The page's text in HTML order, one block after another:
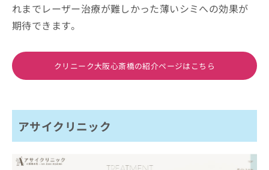
れまでレーザー治療が難しかった薄いシミへの効果が
期待できます。
クリニーク大阪心斎橋の紹介ページはこちら
アサイクリニック